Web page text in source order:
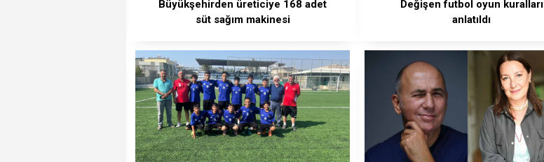
Büyükşehirden üreticiye 168 adet
süt sağım makinesi
Değişen futbol oyun kuralları
anlatıldı